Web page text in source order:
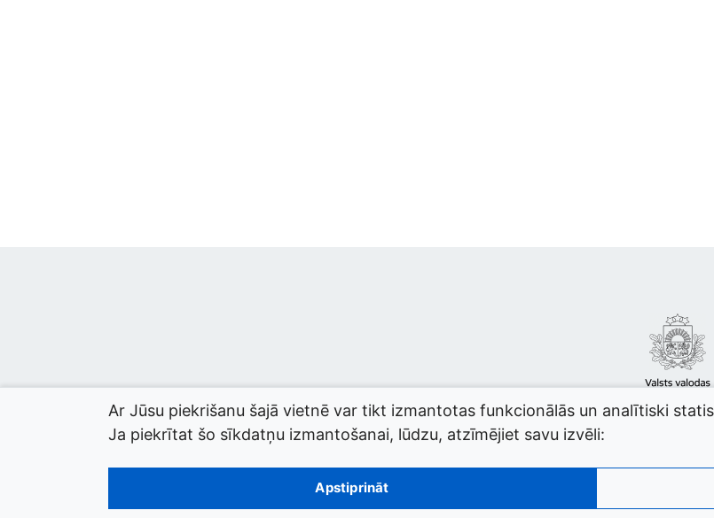
© 2026 termini.gov.lv. Izstrādātājs:
Ar Jūsu piekrišanu šajā vietnē var tikt izmantotas funkcionālās un analītiski
Ja piekrītat šo sīkdatņu izmantošanai, lūdzu, atzīmējiet savu izvēli:
Apstiprināt